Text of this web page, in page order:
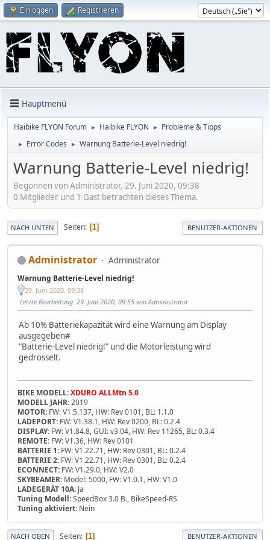
Einloggen Registrieren
Hauptmenü
Haibike FLYON Forum ► Haibike FLYON ► Probleme & Tipps
► Error Codes ► Warnung Batterie-Level niedrig!
Warnung Batterie-Level niedrig!
Begonnen von Administrator, 29. Juni 2020, 09:38
0 Mitglieder und 1 Gast betrachten dieses Thema.
NACH UNTEN Seiten 1 BENUTZER-AKTIONEN
Administrator Administrator
Warnung Batterie-Level niedrig!
29. Juni 2020, 09:38
Letzte Bearbeitung: 29. Juni 2020, 09:55 von Administrator
Ab 10% Batteriekapazität wird eine Warnung am Display
ausgegeben#
"Batterie-Level niedrig!" und die Motorleistung wird
gedrosselt.
BIKE MODELL:XDURO ALLMtn 5.0
MODELL JAHR:2019
MOTOR: FW: V1.5.137, HW: Rev 0101, BL: 1.1.0
LADEPORT: FW: V1.38.1, HW: Rev 0200, BL: 0.2.4
DISPLAY: FW: V1.84.8, GUI: v3.04, HW: Rev 11265, BL: 0.3.4
REMOTE: FW: V1.36, HW: Rev 0101
BATTERIE 1: FW: V1.22.71, HW: Rev 0301, BL: 0.2.4
BATTERIE 2: FW: V1.22.71, HW: Rev 0301, BL: 0.2.4
ECONNECT: FW: V1.29.0, HW: V2.0
SKYBEAMER: Model: 5000, FW: V1.0.1, HW: V1.0
LADEGERÄT 10A: Ja
Tuning Modell:SpeedBox 3.0 B., BikeSpeed-RS
Tuning aktiviert: Nein
NACH OBEN Seiten 1 BENUTZER-AKTIONEN